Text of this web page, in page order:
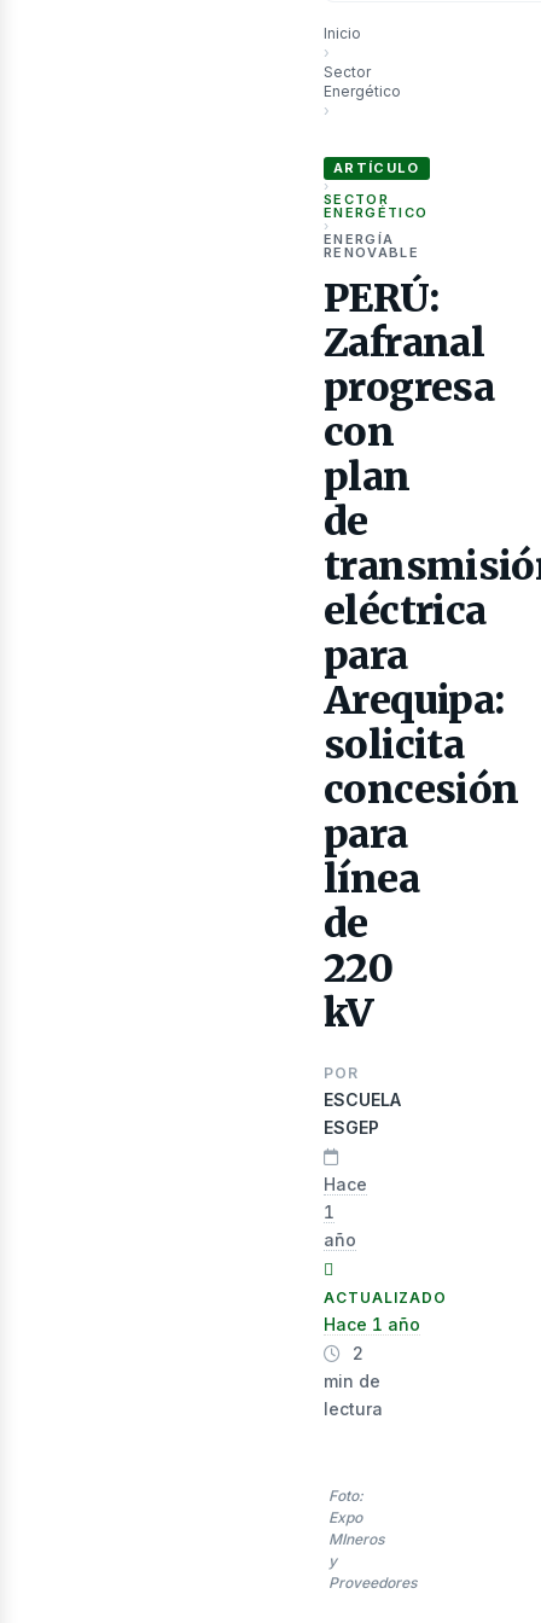
Inicio
›
Sector
Energético
›
ARTÍCULO
›
SECTOR
ENERGÉTICO
›
ENERGÍA
RENOVABLE
PERÚ:
Zafranal
progresa
con
plan
de
eléctrica
para
Arequipa:
solicita
concesión
para
línea
de
220
kV
POR
ESCUELA
ESGEP
Hace
1
año
ACTUALIZADO
Hace 1 año
2
min de
lectura
Foto:
Expo
MIneros
y
Proveedores